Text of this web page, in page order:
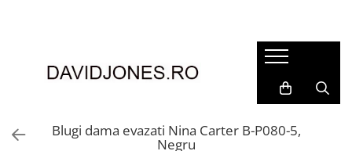
Accesorii
Genti din pieleBlugi dama evazati Nina Carter B-P080-5,
Negru